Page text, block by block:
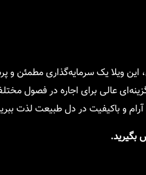
این ویلا یک سرمایه‌گذاری مطمئن و
عالی برای اجاره در فصول
آرام و باکیفیت در دل طبیعت لذت
بگیرید.